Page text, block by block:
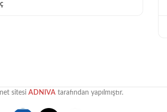
sitesi ADNIVA tarafından yapılmıştır.